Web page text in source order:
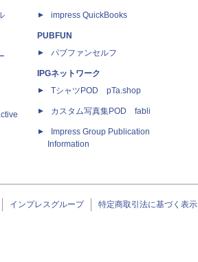
impress QuickBooks
PUBFUN
パブファンセルフ
IPGネットワーク
TシャツPOD pTa.shop
カスタム写真集POD fabli
Impress Group Publication
Information
インプレスグループ 特定商取引法に基づく表示